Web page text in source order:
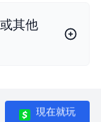
其他
現在就玩